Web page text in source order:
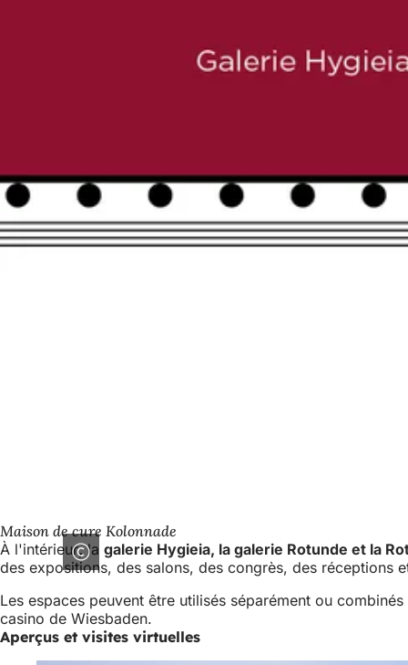
Maison de cure Kolonnade
À l'intérieur,la galerie Hygieia, la galerie Rotunde et la
des expositions, des salons, des congrès, des réceptions
Les espaces peuvent être utilisés séparément ou
casino de Wiesbaden.
Aperçus et visites virtuelles